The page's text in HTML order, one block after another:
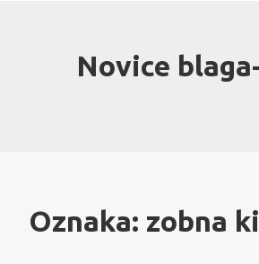
Novice
Oznaka: zobna